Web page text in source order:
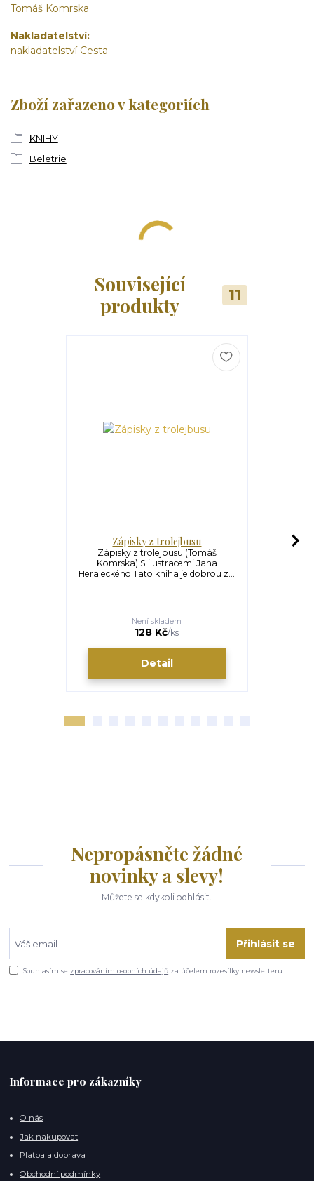
Tomáš Komrska
Nakladatelství
nakladatelství Cesta
Zboží zařazeno v kategoriích
KNIHY
Beletrie
Související
produkty
11
Zápisky z trolejbusu
Zápisky z trolejbusu (Tomáš
Komrska) S ilustracemi Jana
Heraleckého Tato kniha je dobrou z...
128 Kč/ks
Není skladem
Detail
Nepropásněte žádné
novinky a slevy!
Můžete se kdykoli odhlásit.
Přihlásit se
Souhlasím se zpracováním osobních údajů za účelem rozesílky newsletteru.
Informace pro zákazníky
O nás
Jak nakupovat
Platba a doprava
Obchodní podmínky